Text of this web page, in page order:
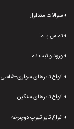
سوالات متداول
تماس با ما
ورود و ثبت نام
انواع تایرهای سواری--شاسی
انواع تایرهای سنگین
انواع تایر-تیوپ دوچرخه